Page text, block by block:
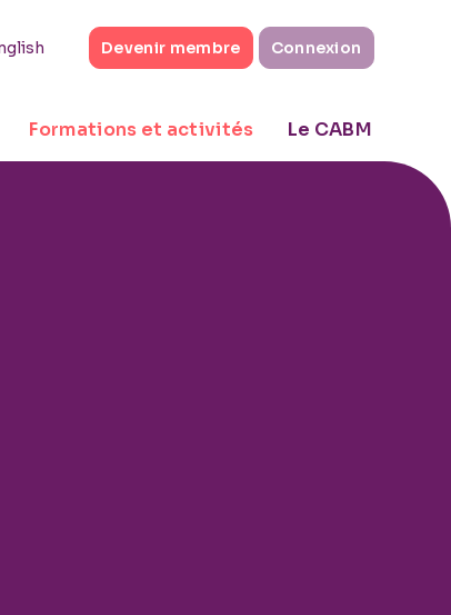
Devenir membre Connexion
Formations et activités Le CABM